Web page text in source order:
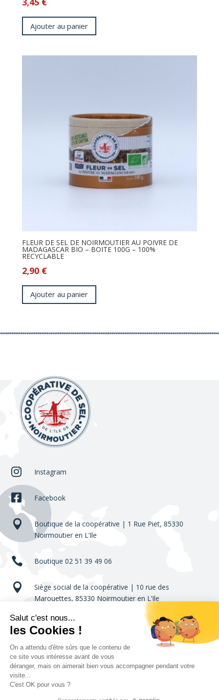
Ajouter au panier
FLEUR DE SEL DE NOIRMOUTIER AU POIVRE DE
MADAGASCAR BIO – BOITE 100G – 100%
RECYCLABLE
2,90 €
Ajouter au panier
 Instagram
 Facebook
 Boutique de la coopérative | 1 Rue Piet, 85330
Noirmoutier en L’Ile
 Boutique 02 51 39 49 06

Siège social de la coopérative | 10 rue des
Marouettes, 85330 Noirmoutier en L’Ile
 Standard 02 51 39 08 30
 contact@sel-marin-noirmoutier.fr